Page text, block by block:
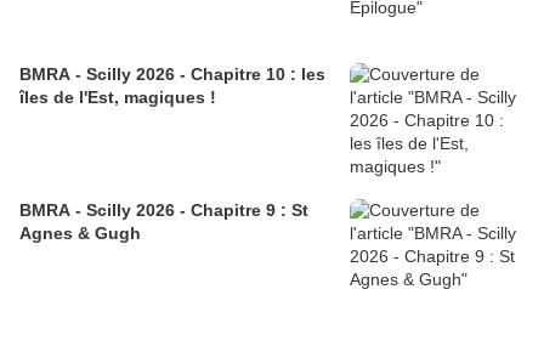
BMRA - Scilly 2026 - Chapitre 10 : les
îles de l'Est, magiques !
BMRA - Scilly 2026 - Chapitre 9 : St
Agnes & Gugh